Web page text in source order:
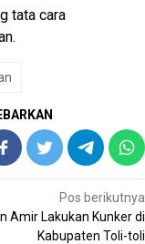
tata cara
Pos berikutnya
Amir Lakukan Kunker di
Kabupaten Toli-toli